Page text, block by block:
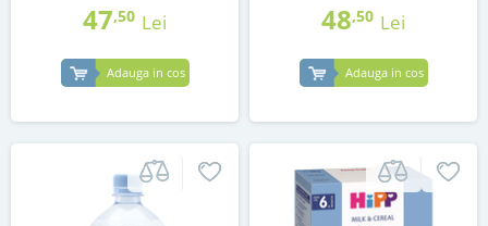
47,50 Lei
Adauga in cos
48,50 Lei
Adauga in cos